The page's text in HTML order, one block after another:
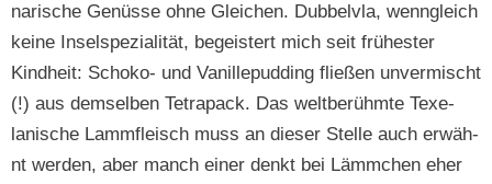
nar­ische Genüsse ohne Gle­ichen. Dubbelvla, wen­ngle­ich
keine Insel­spezial­ität, begeis­tert mich seit früh­ester
Kind­heit: Schoko- und Vanillepud­ding fließen unver­mis­cht
(!) aus dem­sel­ben Tetra­pack. Das welt­berühmte Tex­e­
lanis­che Lamm­fleisch muss an dieser Stelle auch erwäh­
nt wer­den, aber manch ein­er denkt bei Lämm­chen eher